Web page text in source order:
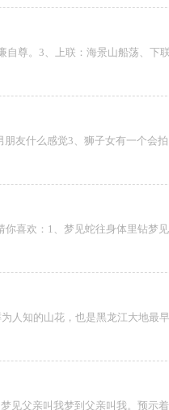
尊。3、上联：海景山船荡、下联
友什么感觉3、狮子女有一个会
喜欢：1、梦见蛇往身体里钻梦见
知的山花，也是黑龙江大地最
父亲叫我梦到父亲叫我。预示